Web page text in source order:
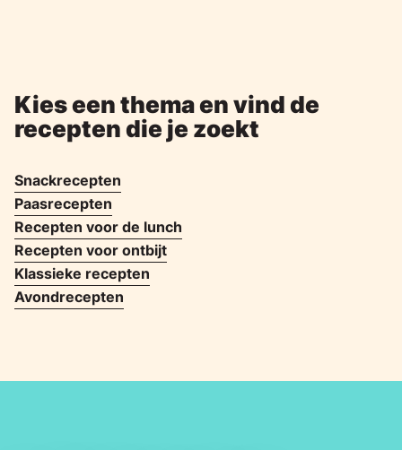
Kies een thema en vind de
recepten die je zoekt
Snackrecepten
Paasrecepten
Recepten voor de lunch
Recepten voor ontbijt
Klassieke recepten
Avondrecepten